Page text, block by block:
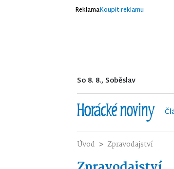
ReklamaKoupit reklamu
So 8. 8., Soběslav
Úvod Zpravodajství